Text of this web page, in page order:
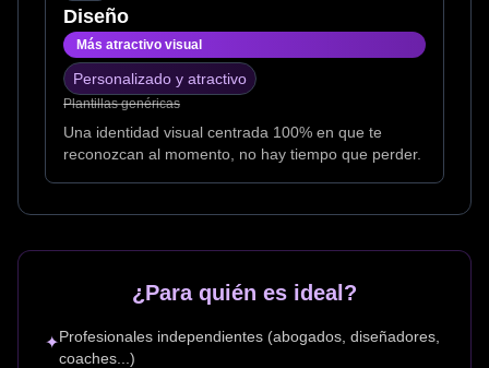
Diseño
Más atractivo visual
Personalizado y atractivo
Plantillas genéricas
Una identidad visual centrada 100% en que te
reconozcan al momento, no hay tiempo que perder.
¿Para quién es ideal?
✦Profesionales independientes (abogados, diseñadores,
coaches...)